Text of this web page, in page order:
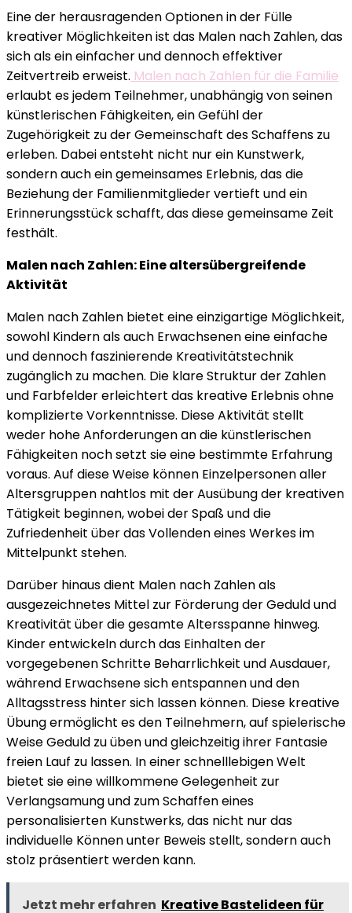
zu
verbringen
Eine der herausragenden Optionen in der Fülle
kreativer Möglichkeiten ist das Malen nach Zahlen, das
sich als ein einfacher und dennoch effektiver
Zeitvertreib erweist. Malen nach Zahlen für die Familie
erlaubt es jedem Teilnehmer, unabhängig von seinen
künstlerischen Fähigkeiten, ein Gefühl der
Zugehörigkeit zu der Gemeinschaft des Schaffens zu
erleben. Dabei entsteht nicht nur ein Kunstwerk,
sondern auch ein gemeinsames Erlebnis, das die
Beziehung der Familienmitglieder vertieft und ein
Erinnerungsstück schafft, das diese gemeinsame Zeit
festhält.
Malen nach Zahlen: Eine altersübergreifende
Aktivität
Malen nach Zahlen bietet eine einzigartige Möglichkeit,
sowohl Kindern als auch Erwachsenen eine einfache
und dennoch faszinierende Kreativitätstechnik
zugänglich zu machen. Die klare Struktur der Zahlen
und Farbfelder erleichtert das kreative Erlebnis ohne
komplizierte Vorkenntnisse. Diese Aktivität stellt
weder hohe Anforderungen an die künstlerischen
Fähigkeiten noch setzt sie eine bestimmte Erfahrung
voraus. Auf diese Weise können Einzelpersonen aller
Altersgruppen nahtlos mit der Ausübung der kreativen
Tätigkeit beginnen, wobei der Spaß und die
Zufriedenheit über das Vollenden eines Werkes im
Mittelpunkt stehen.
Darüber hinaus dient Malen nach Zahlen als
ausgezeichnetes Mittel zur Förderung der Geduld und
Kreativität über die gesamte Altersspanne hinweg.
Kinder entwickeln durch das Einhalten der
vorgegebenen Schritte Beharrlichkeit und Ausdauer,
während Erwachsene sich entspannen und den
Alltagsstress hinter sich lassen können. Diese kreative
Übung ermöglicht es den Teilnehmern, auf spielerische
Weise Geduld zu üben und gleichzeitig ihrer Fantasie
freien Lauf zu lassen. In einer schnelllebigen Welt
bietet sie eine willkommene Gelegenheit zur
Verlangsamung und zum Schaffen eines
personalisierten Kunstwerks, das nicht nur das
individuelle Können unter Beweis stellt, sondern auch
stolz präsentiert werden kann.
Jetzt mehr erfahren Kreative Bastelideen für